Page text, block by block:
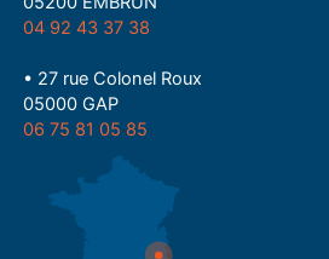
04 92 43 37 38
• 27 rue Colonel Roux
05000 GAP
06 75 81 05 85